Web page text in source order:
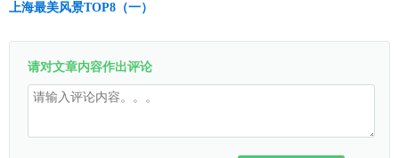
上海最美风景TOP8（一）
请对文章内容作出评论